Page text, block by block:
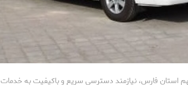
استان فارس، نیازمند دسترسی سریع و باکیفیت به خدمات